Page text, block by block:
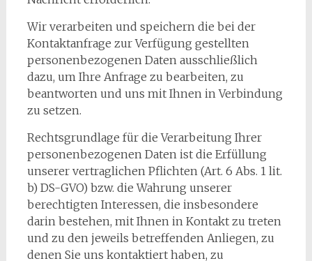
Wir verarbeiten und speichern die bei der
Kontaktanfrage zur Verfügung gestellten
personenbezogenen Daten ausschließlich
dazu, um Ihre Anfrage zu bearbeiten, zu
beantworten und uns mit Ihnen in Verbindung
zu setzen.
Rechtsgrundlage für die Verarbeitung Ihrer
personenbezogenen Daten ist die Erfüllung
unserer vertraglichen Pflichten (Art. 6 Abs. 1 lit.
b) DS-GVO) bzw. die Wahrung unserer
berechtigten Interessen, die insbesondere
darin bestehen, mit Ihnen in Kontakt zu treten
und zu den jeweils betreffenden Anliegen, zu
denen Sie uns kontaktiert haben, zu